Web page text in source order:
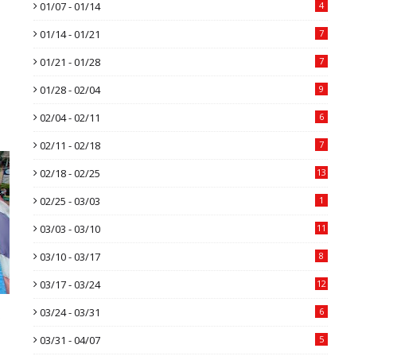
01/07 - 01/14 4
01/14 - 01/21 7
01/21 - 01/28 7
01/28 - 02/04 9
02/04 - 02/11 6
02/11 - 02/18 7
02/18 - 02/25 13
02/25 - 03/03 1
03/03 - 03/10 11
03/10 - 03/17 8
03/17 - 03/24 12
03/24 - 03/31 6
03/31 - 04/07 5